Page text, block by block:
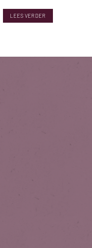
LEES VERDER